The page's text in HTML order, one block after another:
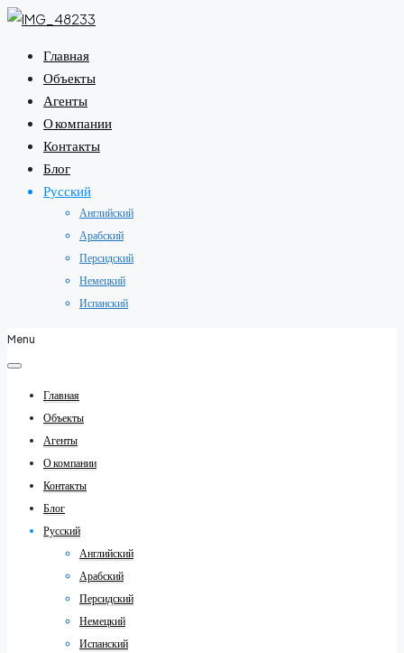
Главная
Объекты
Агенты
О компании
Контакты
Блог
Русский
Английский
Арабский
Персидский
Немецкий
Испанский
Menu
Главная
Объекты
Агенты
О компании
Контакты
Блог
Русский
Английский
Арабский
Персидский
Немецкий
Испанский